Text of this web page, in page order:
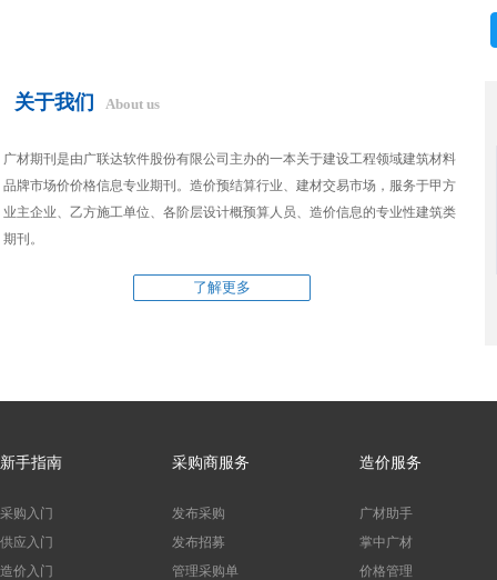
关于我们 About us
广材期刊是由广联达软件股份有限公司主办的一本关于建设工程领域建筑材料
品牌市场价价格信息专业期刊。造价预结算行业、建材交易市场，服务于甲方
业主企业、乙方施工单位、各阶层设计概预算人员、造价信息的专业性建筑类
期刊。
了解更多
新手指南
采购入门
供应入门
造价入门
采购商服务
发布采购
发布招募
管理采购单
造价服务
广材助手
掌中广材
价格管理